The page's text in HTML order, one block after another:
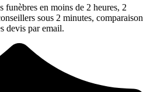
funèbres en moins de 2 heures, 2
sous 2 minutes, comparaison
devis par email.